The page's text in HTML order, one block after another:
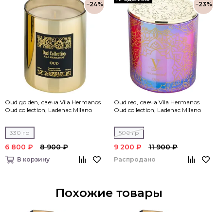
−24%
Oud golden, свеча Vila Hermanos
Oud collection, Ladenac Milano
330 гр
6 800 ₽ 8 900 ₽
В корзину
−23%
Oud red, свеча Vila Hermanos
Oud collection, Ladenac Milano
500 гр
9 200 ₽ 11 900 ₽
Распродано
Похожие товары